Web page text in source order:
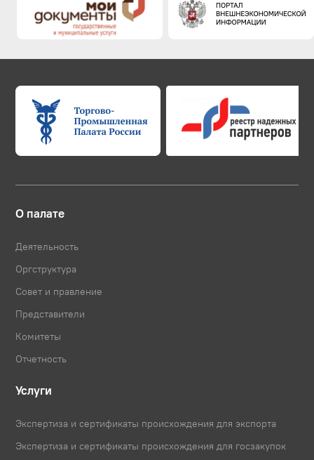
О палате
Деятельность
Оргструктура
Совет и правление
Представители
Комитеты
Отчетность
Услуги
Экспертиза и сертификаты происхождения для экспорта
Экспертиза и сертификаты происхождения для госзакупок